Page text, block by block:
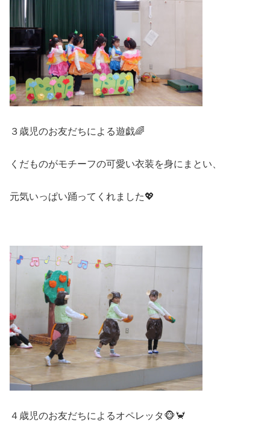
３歳児のお友だちによる遊戯🌈
くだものがモチーフの可愛い衣装を身にまとい、
元気いっぱい踊ってくれました💖
４歳児のお友だちによるオペレッタ🐵🦀